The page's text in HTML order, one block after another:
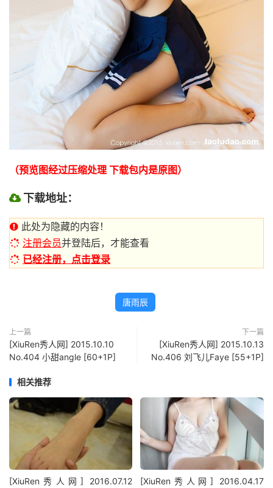
（预览图经过压缩处理 下载包内是原图）
下载地址：
此处为隐藏的内容！
注册会员并登陆后，才能查看
已经注册，点击登录
唐雨辰
上一篇
[XiuRen秀人网] 2015.10.10
No.404 小甜angle [60+1P]
下一篇
[XiuRen秀人网] 2015.10.13
No.406 刘飞儿Faye [55+1P]
相关推荐
[XiuRen秀人网] 2016.07.12
[XiuRen秀人网] 2016.04.17